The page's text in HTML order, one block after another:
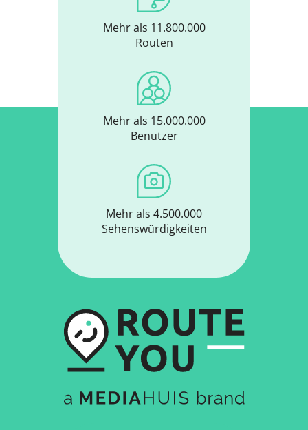
Mehr als 11.800.000
Routen
Mehr als 15.000.000
Benutzer
Mehr als 4.500.000
Sehenswürdigkeiten